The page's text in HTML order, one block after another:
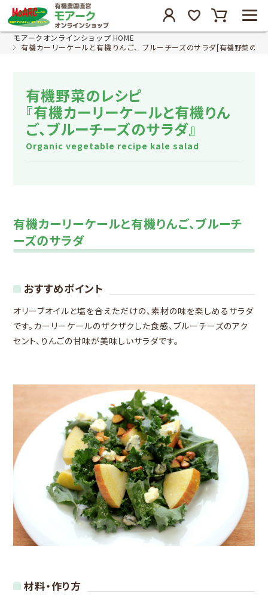
モアークオンラインショップ HOME
有機カーリーケールと有機りんご、ブルーチーズのサラダ[有機野菜のレ
有機野菜のレシピ
『有機カーリーケールと有機りん
ご、ブルーチーズのサラダ』
Organic vegetable recipe kale salad
有機カーリーケールと有機りんご、ブルーチ
ーズのサラダ
おすすめポイント
オリーブオイルと塩を合えただけの、素材の味を楽しめるサラダ
です。カーリーケールのザクザクした食感、ブルーチーズのアク
セント、りんごの甘味が美味しいサラダです。
材料・作り方